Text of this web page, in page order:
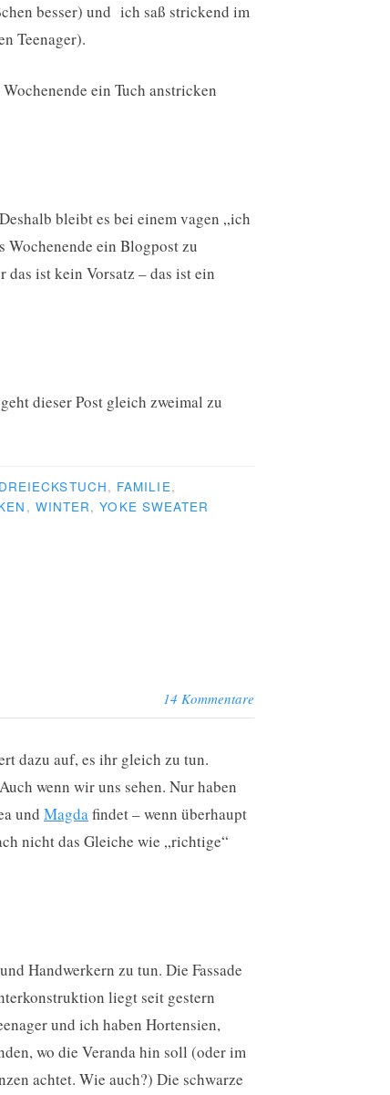
besser) und ich saß strickend im
Teenager).
ein Tuch anstricken
bleibt es bei einem vagen „ich
Wochenende ein Blogpost zu
ist kein Vorsatz – das ist ein
dieser Post gleich zweimal zu
DREIECKSTUCH, FAMILIE,
, WINTER,YOKE SWEATER
14 Kommentare
dazu auf, es ihr gleich zu tun.
wenn wir uns sehen. Nur haben
und Magdafindet – wenn überhaupt
nicht das Gleiche wie „richtige“
Handwerkern zu tun. Die Fassade
liegt seit gestern
und ich haben Hortensien,
wo die Veranda hin soll (oder im
achtet. Wie auch?) Die schwarze